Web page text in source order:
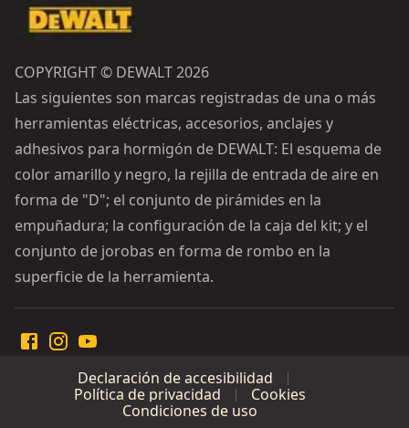
COPYRIGHT © DEWALT 2026
Las siguientes son marcas registradas de una o más
herramientas eléctricas, accesorios, anclajes y
adhesivos para hormigón de DEWALT: El esquema de
color amarillo y negro, la rejilla de entrada de aire en
forma de "D"; el conjunto de pirámides en la
empuñadura; la configuración de la caja del kit; y el
conjunto de jorobas en forma de rombo en la
superficie de la herramienta.
Declaración de accesibilidad
Política de privacidad
Cookies
Condiciones de uso